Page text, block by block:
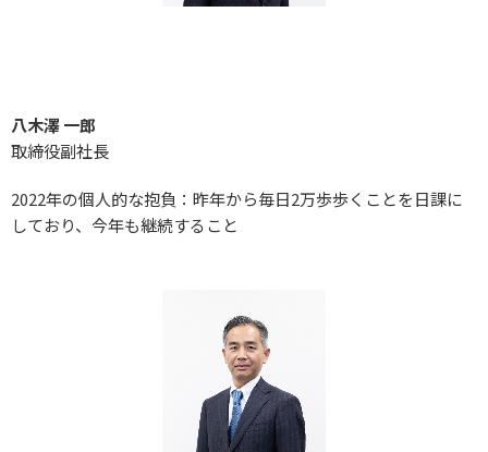
八木澤 一郎
取締役副社長
2022年の個人的な抱負：昨年から毎日2万歩歩くことを日課に
しており、今年も継続すること